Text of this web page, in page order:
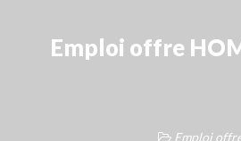
Emploi offre
Emploi